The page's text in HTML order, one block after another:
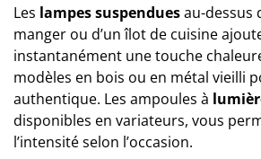
Les lampes suspenduesau-dessus
manger ou d’un îlot de cuisine
instantanément une touche
modèles en bois ou en métal vieilli
authentique. Les ampoules à
disponibles en variateurs, vous
l’intensité selon l’occasion.